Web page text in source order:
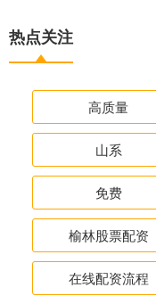
热点关注
高质量
山系
免费
榆林股票配资
在线配资流程